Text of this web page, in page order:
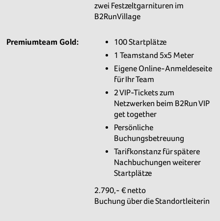
zwei Festzeltgarnituren im
B2RunVillage
Premiumteam Gold:
100 Startplätze
1 Teamstand 5x5 Meter
Eigene Online-Anmeldeseite
für Ihr Team
2 VIP-Tickets zum
Netzwerken beim B2Run VIP
get together
Persönliche
Buchungsbetreuung
Tarifkonstanz für spätere
Nachbuchungen weiterer
Startplätze
2.790,- € netto
Buchung über die Standortleiterin